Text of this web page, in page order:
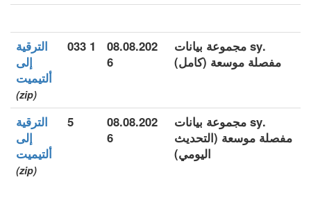
.sy مجموعة بيانات
مفصلة موسعة (كامل)
08.08.202
6
1 033
الترقية
إلى
ألتيميت
(zip)
.sy مجموعة بيانات
مفصلة موسعة (التحديث
اليومي)
08.08.202
6
5
الترقية
إلى
ألتيميت
(zip)